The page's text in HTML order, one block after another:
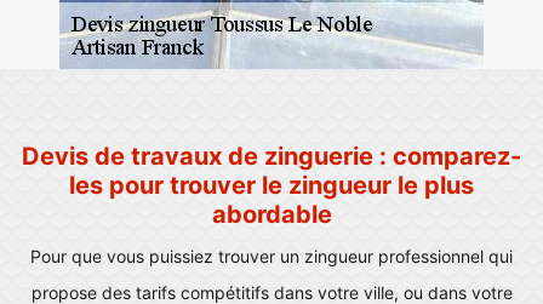
Devis de travaux de zinguerie : comparez-
les pour trouver le zingueur le plus
abordable
Pour que vous puissiez trouver un zingueur professionnel qui
propose des tarifs compétitifs dans votre ville, ou dans votre